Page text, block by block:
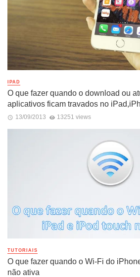
IPAD
O que fazer quando o download ou
aplicativos ficam travados no
13/09/2013 13251 views
TUTORIAIS
O que fazer quando o Wi-Fi do
não ativa